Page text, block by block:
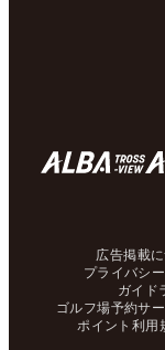
広告掲載
プライバシ
ガイド
ゴルフ場予約サ
ポイント利用